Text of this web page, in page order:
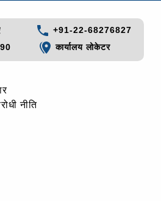
+91-22-68276827
कार्यालय लोकेटर
नीति